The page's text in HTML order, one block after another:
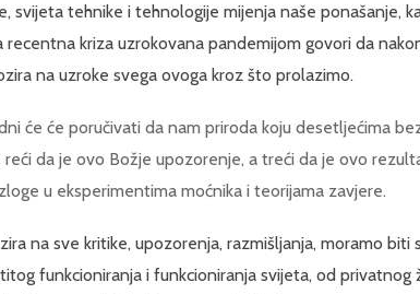
svijeta tehnike i tehnologije mijenja naše ponašanje,
recentna kriza uzrokovana pandemijom govori da
na uzroke svega ovoga kroz što prolazimo.
će će poručivati da nam priroda koju desetljećima
reći da je ovo Božje upozorenje, a treći da je ovo
u eksperimentima moćnika i teorijama zavjere.
na sve kritike, upozorenja, razmišljanja, moramo
funkcioniranja i funkcioniranja svijeta, od